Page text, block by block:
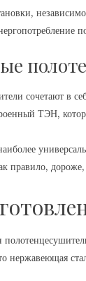
сочетают в
ТЭН,
правило,
нержавеющая